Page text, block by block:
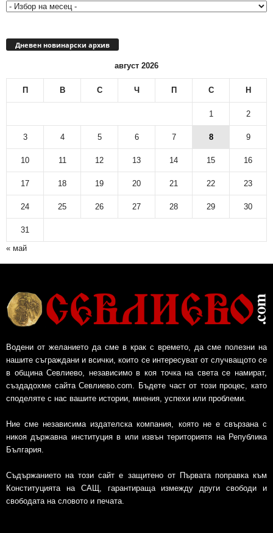
Дневен новинарски архив
август 2026
П В С Ч П С Н
1 2
3 4 5 6 7 8 9
10 11 12 13 14 15 16
17 18 19 20 21 22 23
24 25 26 27 28 29 30
31
« май
Водени от желанието да сме в крак с времето, да сме полезни на
нашите съграждани и всички, които се интересуват от случващото се
в община Севлиево, независимо в коя точка на света се намират,
създадохме сайта Севлиево.com. Бъдете част от този процес, като
споделяте с нас вашите истории, мнения, успехи или проблеми.
Ние сме независима издателска компания, която не е свързана с
никоя държавна институция в или извън териториятя на Република
България.
Съдържанието на този сайт е защитено от Първата поправка към
Конституцията на САЩ, гарантираща измежду други свободи и
свободата на словото и печата.